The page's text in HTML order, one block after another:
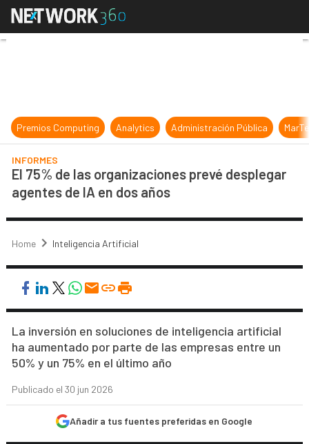
El 75% de las organizaciones
Premios Computing Analytics Administración Pública
INFORMES
El 75% de las organizaciones prevé desplegar
agentes de IA en dos años
Home Inteligencia Artificial
La inversión en soluciones de inteligencia artificial
ha aumentado por parte de las empresas entre un
50% y un 75% en el último año
Publicado el 30 jun 2026
Añadir a tus fuentes preferidas en Google